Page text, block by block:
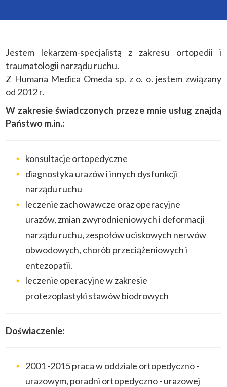
Jestem lekarzem-specjalistą z zakresu ortopedii i
traumatologii narządu ruchu.
Z Humana Medica Omeda sp. z o. o. jestem związany
od 2012 r.
W zakresie świadczonych przeze mnie usług znajdą
Państwo m.in.:
konsultacje ortopedyczne
diagnostyka urazów i innych dysfunkcji
narządu ruchu
leczenie zachowawcze oraz operacyjne
urazów, zmian zwyrodnieniowych i deformacji
narządu ruchu, zespołów uciskowych nerwów
obwodowych, chorób przeciążeniowych i
entezopatii.
leczenie operacyjne w zakresie
protezoplastyki stawów biodrowych
Doświaczenie:
2001 -2015 praca w oddziale ortopedyczno -
urazowym, poradni ortopedyczno - urazowej